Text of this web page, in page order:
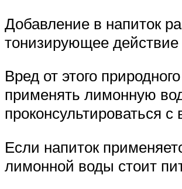
Добавление в напиток
тонизирующее действие
Вред от этого
применять лимонную
проконсультироваться с
Если напиток
лимонной воды стоит